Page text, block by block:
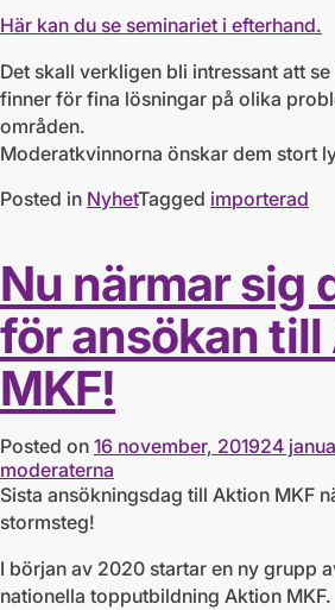
Här kan du se seminariet i efterhand.
Det skall verkligen bli intressant att
finner för fina lösningar på olika
områden.
Moderatkvinnorna önskar dem stort
Posted in NyhetTagged importerad
Nu närmar sig
för ansökan
MKF!
Posted on 16 november, 201924
moderaterna
Sista ansökningsdag till Aktion MKF
stormsteg!
I början av 2020 startar en ny grupp
nationella topputbildning Aktion MKF.